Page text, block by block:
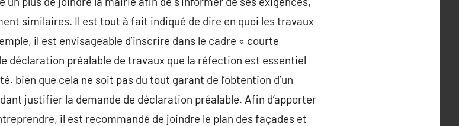
similaires. Il est tout à fait indiqué de dire en quoi les travaux
il est envisageable d’inscrire dans le cadre « courte
déclaration préalable de travaux que la réfection est essentiel
bien que cela ne soit pas du tout garant de l’obtention d’un
justifier la demande de déclaration préalable. Afin d’apporter
il est recommandé de joindre le plan des façades et